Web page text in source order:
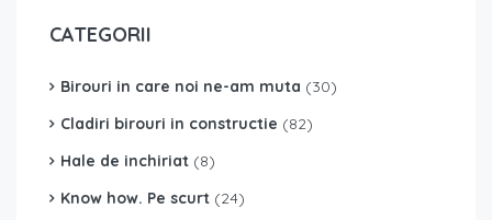
CATEGORII
Birouri in care noi ne-am muta (30)
Cladiri birouri in constructie (82)
Hale de inchiriat (8)
Know how. Pe scurt (24)